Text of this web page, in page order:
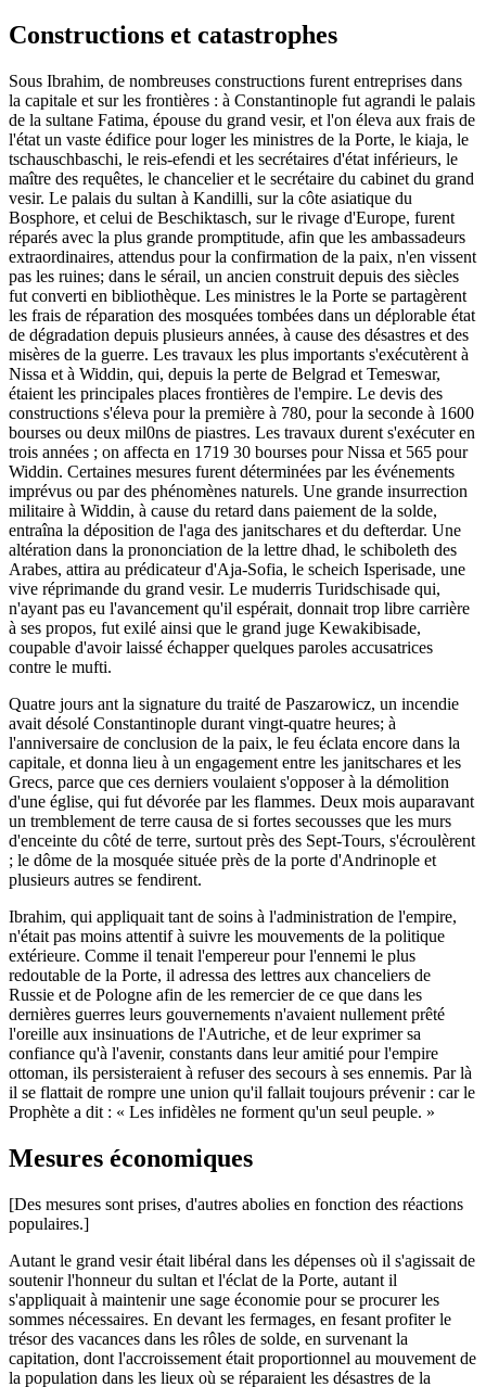
Constructions et catastrophes
Sous Ibrahim, de nombreuses constructions furent entreprises dans
la capitale et sur les frontières : à Constantinople fut agrandi le palais
de la sultane Fatima, épouse du grand vesir, et l'on éleva aux frais de
l'état un vaste édifice pour loger les ministres de la Porte, le kiaja, le
tschauschbaschi, le reis-efendi et les secrétaires d'état inférieurs, le
maître des requêtes, le chancelier et le secrétaire du cabinet du grand
vesir. Le palais du sultan à Kandilli, sur la côte asiatique du
Bosphore, et celui de Beschiktasch, sur le rivage d'Europe, furent
réparés avec la plus grande promptitude, afin que les ambassadeurs
extraordinaires, attendus pour la confirmation de la paix, n'en vissent
pas les ruines; dans le sérail, un ancien construit depuis des siècles
fut converti en bibliothèque. Les ministres le la Porte se partagèrent
les frais de réparation des mosquées tombées dans un déplorable état
de dégradation depuis plusieurs années, à cause des désastres et des
misères de la guerre. Les travaux les plus importants s'exécutèrent à
Nissa et à Widdin, qui, depuis la perte de Belgrad et Temeswar,
étaient les principales places frontières de l'empire. Le devis des
constructions s'éleva pour la première à 780, pour la seconde à 1600
bourses ou deux mil0ns de piastres. Les travaux durent s'exécuter en
trois années ; on affecta en 1719 30 bourses pour Nissa et 565 pour
Widdin. Certaines mesures furent déterminées par les événements
imprévus ou par des phénomènes naturels. Une grande insurrection
militaire à Widdin, à cause du retard dans paiement de la solde,
entraîna la déposition de l'aga des janitschares et du defterdar. Une
altération dans la prononciation de la lettre dhad, le schiboleth des
Arabes, attira au prédicateur d'Aja-Sofia, le scheich Isperisade, une
vive réprimande du grand vesir. Le muderris Turidschisade qui,
n'ayant pas eu l'avancement qu'il espérait, donnait trop libre carrière
à ses propos, fut exilé ainsi que le grand juge Kewakibisade,
coupable d'avoir laissé échapper quelques paroles accusatrices
contre le mufti.
Quatre jours ant la signature du traité de Paszarowicz, un incendie
avait désolé Constantinople durant vingt-quatre heures; à
l'anniversaire de conclusion de la paix, le feu éclata encore dans la
capitale, et donna lieu à un engagement entre les janitschares et les
Grecs, parce que ces derniers voulaient s'opposer à la démolition
d'une église, qui fut dévorée par les flammes. Deux mois auparavant
un tremblement de terre causa de si fortes secousses que les murs
d'enceinte du côté de terre, surtout près des Sept-Tours, s'écroulèrent
; le dôme de la mosquée située près de la porte d'Andrinople et
plusieurs autres se fendirent.
Ibrahim, qui appliquait tant de soins à l'administration de l'empire,
n'était pas moins attentif à suivre les mouvements de la politique
extérieure. Comme il tenait l'empereur pour l'ennemi le plus
redoutable de la Porte, il adressa des lettres aux chanceliers de
Russie et de Pologne afin de les remercier de ce que dans les
dernières guerres leurs gouvernements n'avaient nullement prêté
l'oreille aux insinuations de l'Autriche, et de leur exprimer sa
confiance qu'à l'avenir, constants dans leur amitié pour l'empire
ottoman, ils persisteraient à refuser des secours à ses ennemis. Par là
il se flattait de rompre une union qu'il fallait toujours prévenir : car le
Prophète a dit : « Les infidèles ne forment qu'un seul peuple. »
Mesures économiques
[Des mesures sont prises, d'autres abolies en fonction des réactions
populaires.]
Autant le grand vesir était libéral dans les dépenses où il s'agissait de
soutenir l'honneur du sultan et l'éclat de la Porte, autant il
s'appliquait à maintenir une sage économie pour se procurer les
sommes nécessaires. En devant les fermages, en fesant profiter le
trésor des vacances dans les rôles de solde, en survenant la
capitation, dont l'accroissement était proportionnel au mouvement de
la population dans les lieux où se réparaient les désastres de la